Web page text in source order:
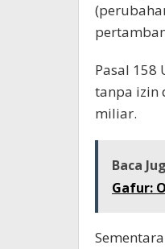
Pasal 158
tanpa izin
miliar.
Baca
Gafur: